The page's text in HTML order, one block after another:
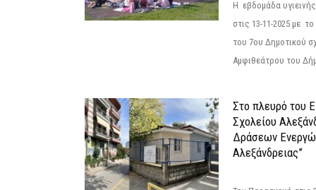
Η εβδομάδα
στις 13-11-2025 με
του 7ου Δημοτικού
Αμφιθεάτρου του
Στο πλευρό του
Σχολείου
Δράσεων
Αλεξάνδρειας”